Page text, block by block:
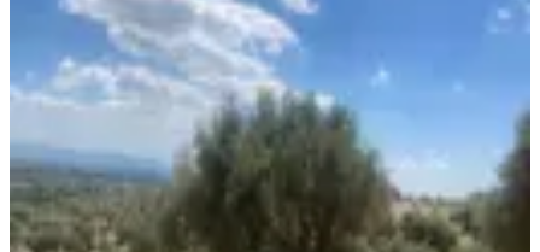
Buca Kaynaklar Karacaağaç
Köyünde 5 Dönüm Üzeri Zeytinlik
Buca, Karacaağaç Mahallesi
17822 m²·252/m²· 24.04.2024
4.500.000 ₺